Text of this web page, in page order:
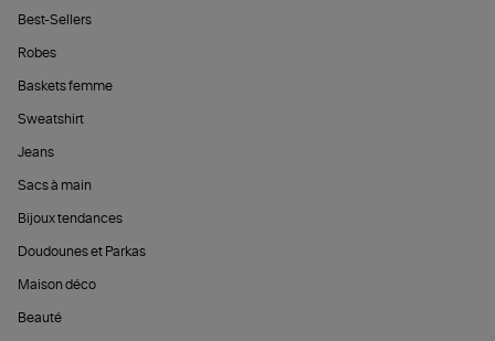
Best-Sellers
Robes
Baskets femme
Sweatshirt
Jeans
Sacs à main
Bijoux tendances
Doudounes et Parkas
Maison déco
Beauté